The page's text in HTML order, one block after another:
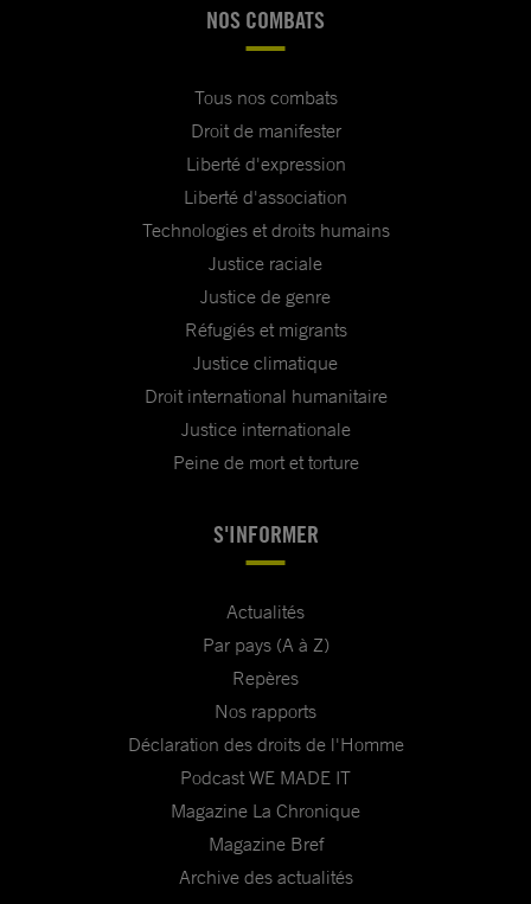
NOS COMBATS
Tous nos combats
Droit de manifester
Liberté d'expression
Liberté d'association
Technologies et droits humains
Justice raciale
Justice de genre
Réfugiés et migrants
Justice climatique
Droit international humanitaire
Justice internationale
Peine de mort et torture
S'INFORMER
Actualités
Par pays (A à Z)
Repères
Nos rapports
Déclaration des droits de l'Homme
Podcast WE MADE IT
Magazine La Chronique
Magazine Bref
Archive des actualités